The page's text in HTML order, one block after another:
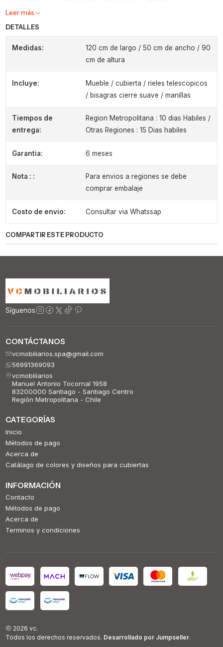
Leer más
DETALLES
Medidas:
120 cm de largo / 50 cm de ancho / 90
cm de altura
Incluye:
Mueble / cubierta / rieles telescopicos
/ bisagras cierre suave / manillas
Tiempos de
entrega:
Region Metropolitana : 10 dias Habiles /
Otras Regiones : 15 Dias habiles
Garantia: 6 meses
Nota : :
Para envios a regiones se debe
comprar embalaje
Costo de envio: Consultar via Whatssap
COMPARTIR ESTE PRODUCTO
Síguenos
CONTÁCTANOS
vcmobiliarios.spa@gmail.com
56991369093
vcmobiliarios
Manuel Antonio Tocornal 1958
83200000 Santiago - Santiago Centro
Región Metropolitana - Chile
CATEGORÍAS
Inicio
Métodos de pago
Acerca de
Catálago de colores y diseños para cubiertas
INFORMACIÓN
Contacto
Métodos de pago
Acerca de
Terminos y condiciones
2026 vc.
Todos los derechos reservados. Desarrollado por Jumpseller.